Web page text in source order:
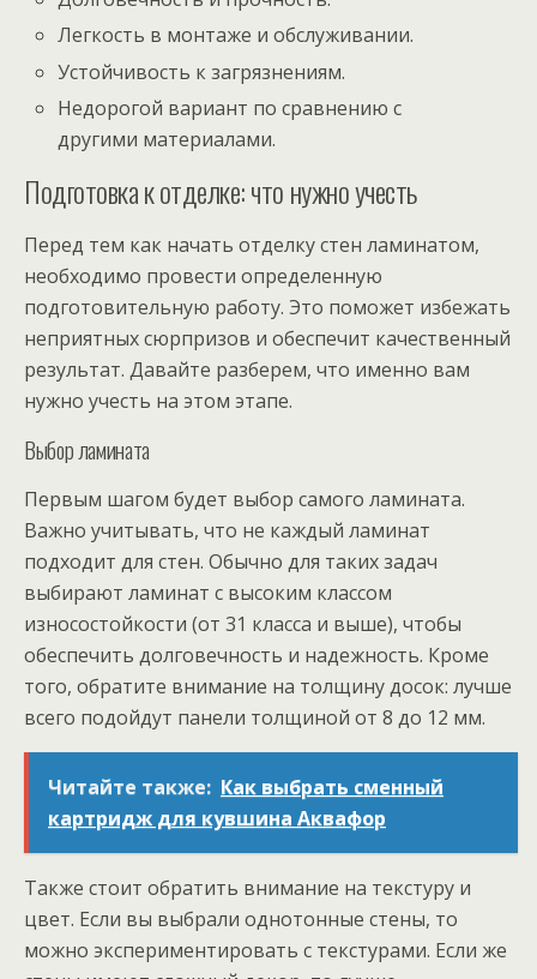
Легкость в монтаже и обслуживании.
Устойчивость к загрязнениям.
Недорогой вариант по сравнению с
другими материалами.
Подготовка к отделке: что нужно учесть
Перед тем как начать отделку стен ламинатом,
необходимо провести определенную
подготовительную работу. Это поможет избежать
неприятных сюрпризов и обеспечит качественный
результат. Давайте разберем, что именно вам
нужно учесть на этом этапе.
Выбор ламината
Первым шагом будет выбор самого ламината.
Важно учитывать, что не каждый ламинат
подходит для стен. Обычно для таких задач
выбирают ламинат с высоким классом
износостойкости (от 31 класса и выше), чтобы
обеспечить долговечность и надежность. Кроме
того, обратите внимание на толщину досок: лучше
всего подойдут панели толщиной от 8 до 12 мм.
Читайте также: Как выбрать сменный
картридж для кувшина Аквафор
Также стоит обратить внимание на текстуру и
цвет. Если вы выбрали однотонные стены, то
можно экспериментировать с текстурами. Если же